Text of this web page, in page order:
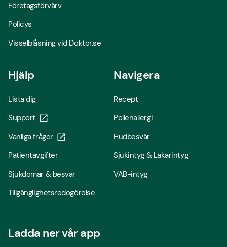
Företagsförvärv
Policys
Visselblåsning vid Doktor.se
Hjälp
Lista dig
Support
Vanliga frågor
Patientavgifter
Sjukdomar & besvär
Tillgänglighetsredogörelse
Navigera
Recept
Pollenallergi
Hudbesvär
Sjukintyg & Läkarintyg
VAB-intyg
Ladda ner vår app